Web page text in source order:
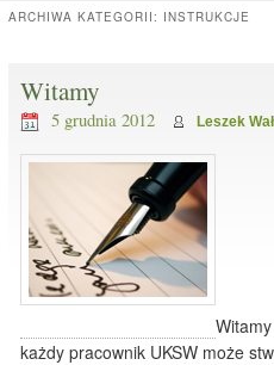
ARCHIWA KATEGORII: INSTRUKCJE
Witamy
5 grudnia 2012 Leszek
każdy pracownik UKSW może